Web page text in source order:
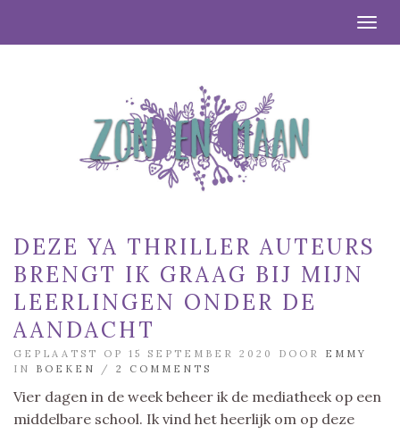
DEZE YA THRILLER AUTEURS
BRENGT IK GRAAG BIJ MIJN
LEERLINGEN ONDER DE
AANDACHT
GEPLAATST OP 15 SEPTEMBER 2020 DOOR EMMY
IN BOEKEN / 2 COMMENTS
Vier dagen in de week beheer ik de mediatheek op een
middelbare school. Ik vind het heerlijk om op deze